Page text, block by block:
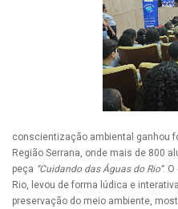
conscientização ambiental ganhou
Região Serrana, onde mais de 800
peça “Cuidando das Águas do Rio”. O
Rio, levou de forma lúdica e
preservação do meio ambiente,